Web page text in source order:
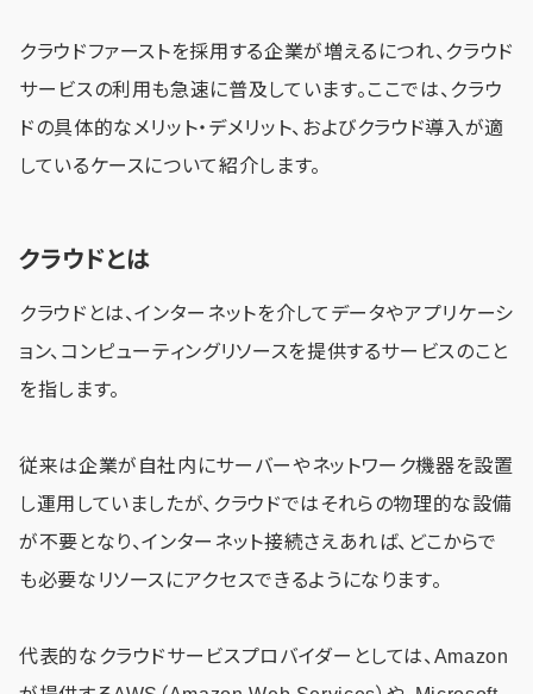
クラウドファーストを採用する企業が増えるにつれ、クラウド
サービスの利用も急速に普及しています。ここでは、クラウ
ドの具体的なメリット・デメリット、およびクラウド導入が適
しているケースについて紹介します。
クラウドとは
クラウドとは、インターネットを介してデータやアプリケーシ
ョン、コンピューティングリソースを提供するサービスのこと
を指します。
従来は企業が自社内にサーバーやネットワーク機器を設置
し運用していましたが、クラウドではそれらの物理的な設備
が不要となり、インターネット接続さえあれば、どこからで
も必要なリソースにアクセスできるようになります。
代表的なクラウドサービスプロバイダーとしては、Amazon